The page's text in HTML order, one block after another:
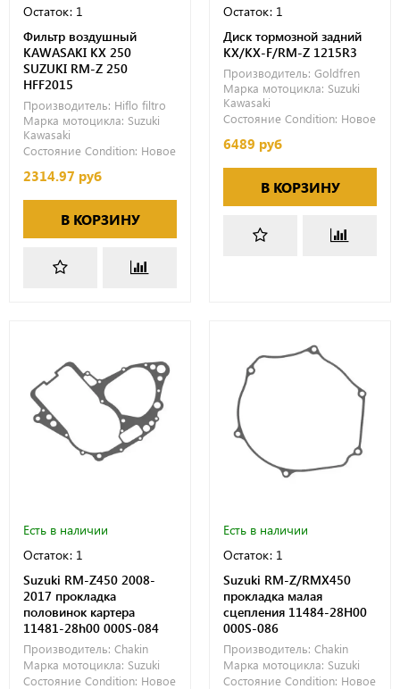
Остаток: 1
Фильтр воздушный
KAWASAKI KX 250
SUZUKI RM-Z 250
HFF2015
Производитель: Hiflo filtro
Марка мотоцикла: Suzuki
Kawasaki
Состояние Condition: Новое
2314.97 руб
В КОРЗИНУ
Остаток: 1
Диск тормозной задний
KX/KX-F/RM-Z 1215R3
Производитель: Goldfren
Марка мотоцикла: Suzuki
Kawasaki
Состояние Condition: Новое
6489 руб
В КОРЗИНУ
Есть в наличии
Остаток: 1
Suzuki RM-Z450 2008-
2017 прокладка
половинок картера
11481-28h00 000S-084
Производитель: Chakin
Марка мотоцикла: Suzuki
Состояние Condition: Новое
Есть в наличии
Остаток: 1
Suzuki RM-Z/RMX450
прокладка малая
сцепления 11484-28H00
000S-086
Производитель: Chakin
Марка мотоцикла: Suzuki
Состояние Condition: Новое